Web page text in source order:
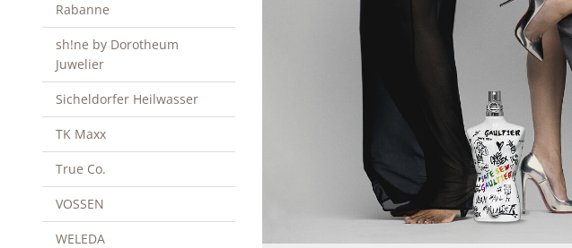
Rabanne
sh!ne by Dorotheum
Juwelier
Sicheldorfer Heilwasser
TK Maxx
True Co.
VOSSEN
WELEDA